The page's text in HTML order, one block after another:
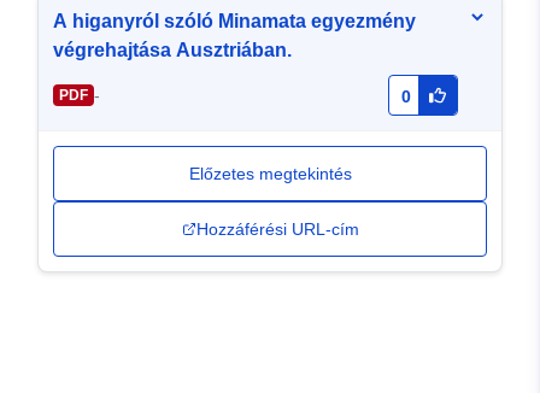
A higanyról szóló Minamata egyezmény
végrehajtása Ausztriában.
PDF - 0
Előzetes megtekintés
Hozzáférési URL-cím